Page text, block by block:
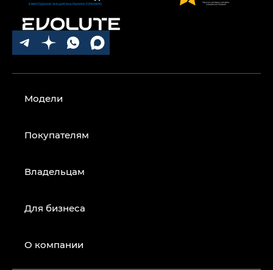
Модели
Покупателям
Владельцам
Для бизнеса
О компании